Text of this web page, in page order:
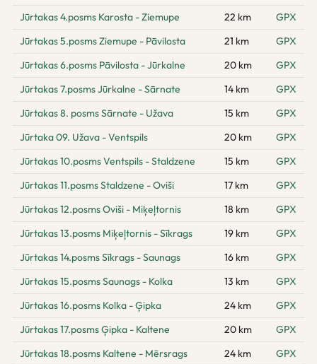
Jūrtakas 4.posms Karosta - Ziemupe 22 km
GPX
Jūrtakas 5.posms Ziemupe - Pāvilosta
21 km
GPX
Jūrtakas 6.posms Pāvilosta - Jūrkalne
20 km
GPX
Jūrtakas 7.posms Jūrkalne - Sārnate
14 km
GPX
Jūrtakas 8. posms Sārnate - Užava
15 km
GPX
Jūrtaka 09. Užava - Ventspils
20 km
GPX
Jūrtakas 10.posms Ventspils - Staldzene
15 km
GPX
Jūrtakas 11.posms Staldzene - Oviši
17 km
GPX
Jūrtakas 12.posms Oviši - Miķeļtornis
18 km
GPX
Jūrtakas 13.posms Miķeļtornis - Sīkrags
19 km
GPX
Jūrtakas 14.posms Sīkrags - Saunags
16 km
GPX
Jūrtakas 15.posms Saunags - Kolka
13 km
GPX
Jūrtakas 16.posms Kolka - Ģipka
24 km
GPX
Jūrtakas 17.posms Ģipka - Kaltene
20 km
GPX
Jūrtakas 18.posms Kaltene - Mērsrags
24 km
GPX